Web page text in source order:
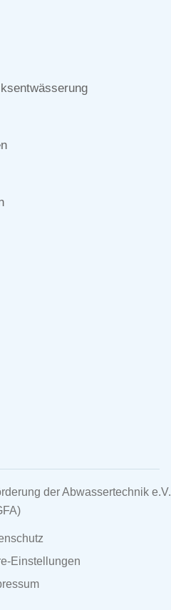
der Abwassertechnik e.V.
Navigation
überspringen
Einstellungen